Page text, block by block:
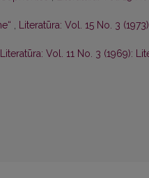
, Literatūra: Vol. 15 No. 3
Literatūra: Vol. 11 No. 3 (1969):